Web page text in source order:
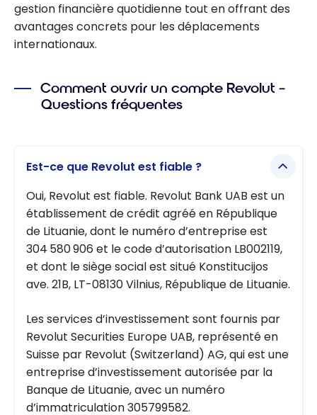
gestion financière quotidienne tout en offrant des
avantages concrets pour les déplacements
internationaux.
Comment ouvrir un compte Revolut –
Questions fréquentes
Est-ce que Revolut est fiable ?
Oui, Revolut est fiable. Revolut Bank UAB est un
établissement de crédit agréé en République
de Lituanie, dont le numéro d’entreprise est
304 580 906 et le code d’autorisation LB002119,
et dont le siège social est situé Konstitucijos
ave. 21B, LT-08130 Vilnius, République de Lituanie.
Les services d’investissement sont fournis par
Revolut Securities Europe UAB, représenté en
Suisse par Revolut (Switzerland) AG, qui est une
entreprise d’investissement autorisée par la
Banque de Lituanie, avec un numéro
d’immatriculation 305799582.